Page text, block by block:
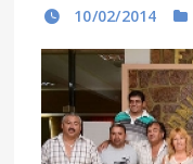
10/02/2014